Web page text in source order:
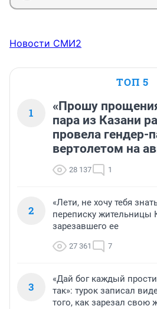
Новости СМИ2
ТОП 5
1
«Прошу
пара из Казани
провела гендер-
вертолетом на
28 137 1
2
«Лети, не хочу тебя
переписку жительницы
зарезавшего ее
27 361 7
3
«Дай бог каждый
так»: турок записал
того, как зарезал свою